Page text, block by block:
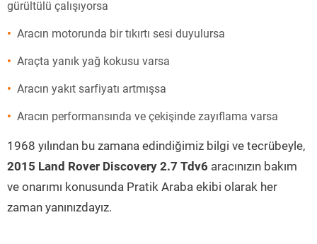
gürültülü çalışıyorsa
Aracın motorunda bir tıkırtı sesi duyulursa
Araçta yanık yağ kokusu varsa
Aracın yakıt sarfiyatı artmışsa
Aracın performansında ve çekişinde zayıflama varsa
1968 yılından bu zamana edindiğimiz bilgi ve tecrübeyle,
2015 Land Rover Discovery 2.7 Tdv6 aracınızın bakım
ve onarımı konusunda Pratik Araba ekibi olarak her
zaman yanınızdayız.